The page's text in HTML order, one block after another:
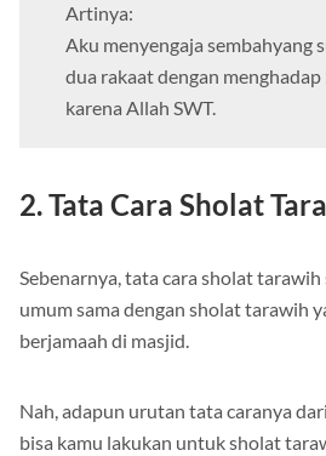
Artinya:
Aku menyengaja sembahyang
dua rakaat dengan
karena Allah SWT.
2. Tata Cara Sholat
Sebenarnya, tata cara sholat
umum sama dengan sholat tarawih
berjamaah di masjid.
Nah, adapun urutan tata caranya
bisa kamu lakukan untuk sholat